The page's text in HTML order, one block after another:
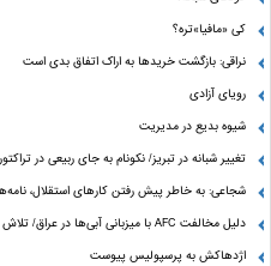
کی «مافیا»تره؟
نراقی: بازگشت خریدها به اراک اتفاق بدی است
رویای آزادی
شیوه بدیع در مدیریت
تغییر شبانه در تبریز/ نکونام به جای ربیعی در تراکتور
شجاعی: به خاطر پیش رفتن کارهای استقلال،
دلیل مخالفت AFC با میزبانی آبی‌ها در عراق/ تلاش دوباره استقلال
اژدهاکش به پرسپولیس پیوست